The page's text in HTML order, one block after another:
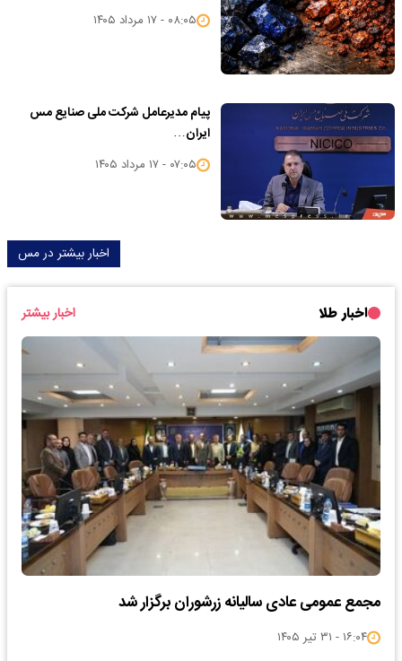
۰۸:۰۵ - ۱۷ مرداد ۱۴۰۵
پیام مدیرعامل شرکت ملی صنایع مس
ایران…
۰۷:۰۵ - ۱۷ مرداد ۱۴۰۵
اخبار بیشتر در مس
اخبار طلا اخبار بیشتر
مجمع عمومی عادی سالیانه زرشوران برگزار شد
۱۶:۰۴ - ۳۱ تیر ۱۴۰۵